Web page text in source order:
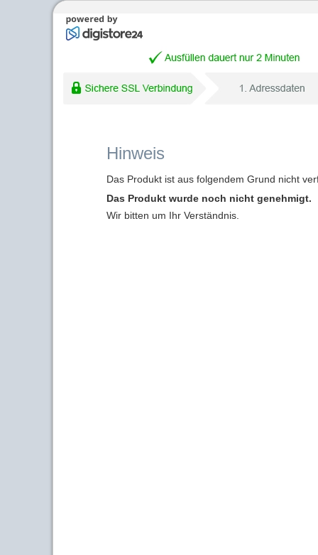
Hinweis
Das Produkt ist aus folgendem Grund nicht
Das Produkt wurde noch nicht genehmigt.
Wir bitten um Ihr Verständnis.